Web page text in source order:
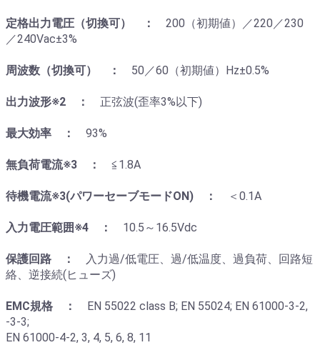
定格出力電圧（切換可） ： 200（初期値）／220／230
／240Vac±3%
周波数（切換可） ： 50／60（初期値）Hz±0.5%
出力波形※2 ： 正弦波(歪率3%以下)
最大効率 ： 93%
無負荷電流※3 ： ≦1.8A
待機電流※3(パワーセーブモードON) ： ＜0.1A
入力電圧範囲※4 ： 10.5～16.5Vdc
保護回路 ：
入力過/低電圧、過/低温度、過負荷、回路短
絡、逆接続(ヒューズ)
EMC規格 ：
EN 55022 class B; EN 55024; EN 61000-3-2,
-3-3;
EN 61000-4-2, 3, 4, 5, 6, 8, 11